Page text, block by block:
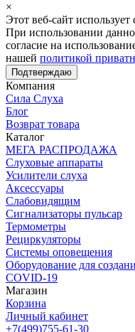
×
Этот веб-сайт
При использовании
согласие на
нашей политикой
Подтверждаю
Компания
Сила Слуха
Блог
Возврат товара
Каталог
МЕГА РАСПРОДАЖА
Слуховые аппараты
Усилители слуха
Аксессуары
Слабовидящим
Сигнализаторы пульсар
Термометры
Рециркуляторы
Cистемы оповещения
Оборудование для
COVID-19
Магазин
Корзина
Личный кабинет
+7(499)755-61-30